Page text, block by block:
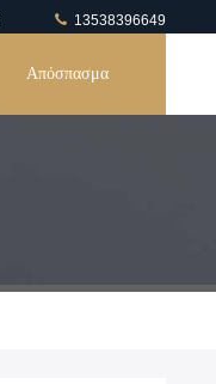
13538396649
Απόσπασμα